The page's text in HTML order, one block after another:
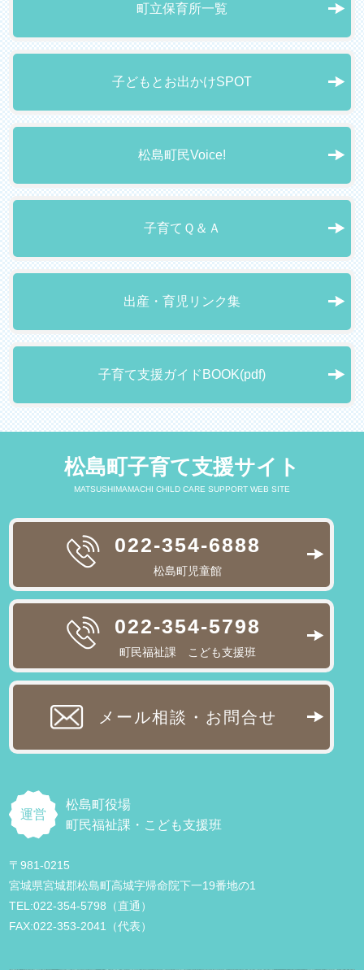
町立保育所一覧
子どもとお出かけSPOT
松島町民Voice!
子育てＱ＆Ａ
出産・育児リンク集
子育て支援ガイドBOOK(pdf)
松島町子育て支援サイト
MATSUSHIMAMACHI CHILD CARE SUPPORT WEB SITE
022-354-6888
松島町児童館
022-354-5798
町民福祉課 こども支援班
メール相談・お問合せ
運営
松島町役場
町民福祉課・こども支援班
〒981-0215
宮城県宮城郡松島町高城字帰命院下一19番地の1
TEL:022-354-5798（直通）
FAX:022-353-2041（代表）